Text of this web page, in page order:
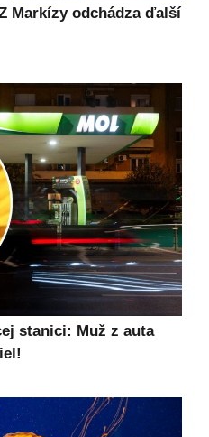
Markízy odchádza ďalší
stanici: Muž z auta